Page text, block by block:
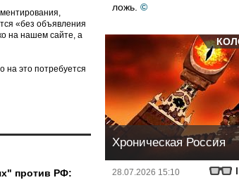
«без объявления
на нашем сайте, а
на это потребуется
против РФ:
ложь. ©
Хроническая Россия
28.07.2026 15:10